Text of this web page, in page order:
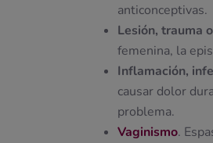
anticonceptivas.
Lesión, trauma
femenina, la
Inflamación,
causar dolor
problema.
Vaginismo.